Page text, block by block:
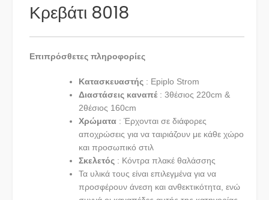
Κρεβάτι 8018
Επιπρόσθετες πληροφορίες
Κατασκευαστής: Epiplo Strom
Διαστάσεις καναπέ: 3θέσιος 220cm &
2θέσιος 160cm
Χρώματα: Έρχονται σε διάφορες
αποχρώσεις για να ταιριάζουν με κάθε χώρο
και προσωπικό στιλ
Σκελετός: Κόντρα πλακέ θαλάσσης
Τα υλικά τους είναι επιλεγμένα για να
προσφέρουν άνεση και ανθεκτικότητα, ενώ